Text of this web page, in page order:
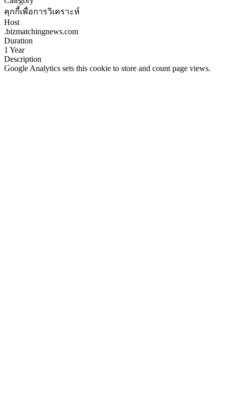
คุกกี้เพื่อการวิเคราะห์
Host
.bizmatchingnews.com
Duration
1 Year
Description
Google Analytics sets this cookie to store and count page views.